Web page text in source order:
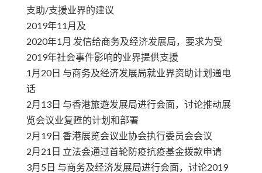
支助/支援业界的建议
2019年11月及
2020年1月 发信给商务及经济发展局，要求为受
2019年社会事件影响的业界提供支援
1月20日 与商务及经济发展局就业界资助计划通电
话
2月13日 与香港旅遊发展局进行会面，讨论推动展
览会议业复甦的计划和部署
2月19日 香港展览会议业协会执行委员会会议
2月21日 立法会通过首轮防疫抗疫基金拨款申请
3月5日 与商务及经济发展局进行会面，讨论2019